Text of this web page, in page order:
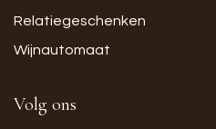
Relatiegeschenken
Wijnautomaat
Volg ons